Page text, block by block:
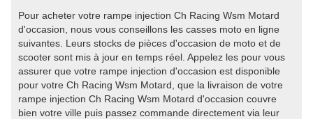
Pour acheter votre rampe injection Ch Racing Wsm Motard
d'occasion, nous vous conseillons les casses moto en ligne
suivantes. Leurs stocks de pièces d'occasion de moto et de
scooter sont mis à jour en temps réel. Appelez les pour vous
assurer que votre rampe injection d'occasion est disponible
pour votre Ch Racing Wsm Motard, que la livraison de votre
rampe injection Ch Racing Wsm Motard d'occasion couvre
bien votre ville puis passez commande directement via leur